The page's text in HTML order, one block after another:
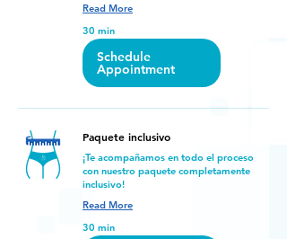
Read More
30 min
Schedule
Appointment
Paquete inclusivo
¡Te acompañamos en todo el proceso
con nuestro paquete completamente
inclusivo!
Read More
30 min